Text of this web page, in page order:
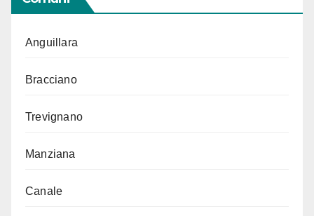
Anguillara
Bracciano
Trevignano
Manziana
Canale